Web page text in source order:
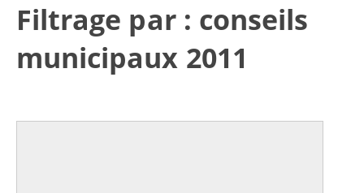
Filtrage par : conseils
municipaux 2011